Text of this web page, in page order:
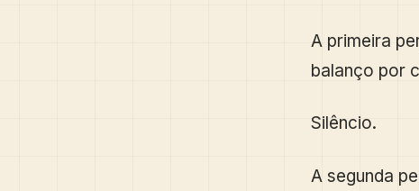
A primeira
balanço por
Silêncio.
A segunda